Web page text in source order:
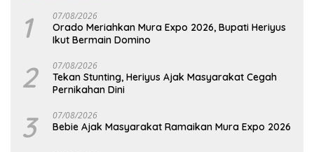
1 07/08/2026
Orado Meriahkan Mura Expo 2026, Bupati Heriyus
Ikut Bermain Domino
2 07/08/2026
Tekan Stunting, Heriyus Ajak Masyarakat Cegah
Pernikahan Dini
3 07/08/2026
Bebie Ajak Masyarakat Ramaikan Mura Expo 2026